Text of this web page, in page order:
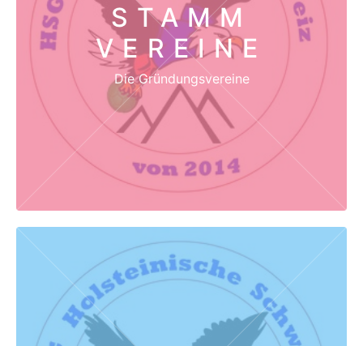
STAMM
VEREINE
Die Gründungsvereine